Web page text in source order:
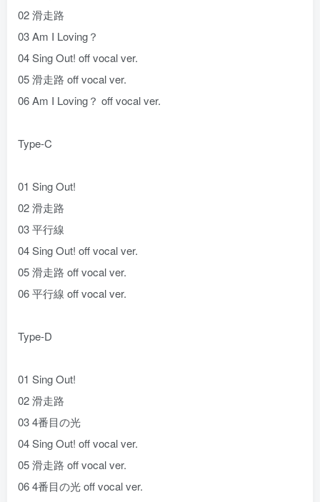
02 滑走路
03 Am I Loving？
04 Sing Out! off vocal ver.
05 滑走路 off vocal ver.
06 Am I Loving？ off vocal ver.
Type-C
01 Sing Out!
02 滑走路
03 平行線
04 Sing Out! off vocal ver.
05 滑走路 off vocal ver.
06 平行線 off vocal ver.
Type-D
01 Sing Out!
02 滑走路
03 4番目の光
04 Sing Out! off vocal ver.
05 滑走路 off vocal ver.
06 4番目の光 off vocal ver.